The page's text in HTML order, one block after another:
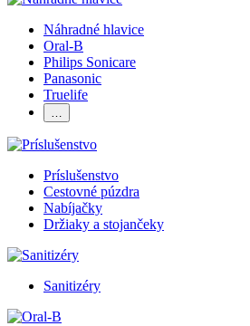
Náhradné hlavice
Oral-B
Philips Sonicare
Panasonic
Truelife
…
Príslušenstvo
Cestovné púzdra
Nabíjačky
Držiaky a stojančeky
Sanitizéry